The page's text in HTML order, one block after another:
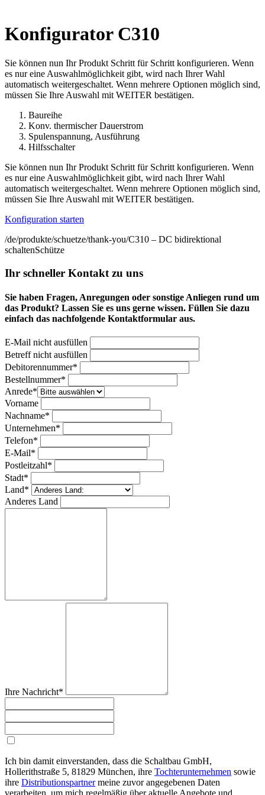
Konfigurator C310
Sie können nun Ihr Produkt Schritt für Schritt konfigurieren. Wenn
es nur eine Auswahlmöglichkeit gibt, wird nach Ihrer Wahl
automatisch weitergeschaltet. Wenn mehrere Optionen möglich sind,
müssen Sie Ihre Auswahl mit WEITER bestätigen.
Baureihe
Konv. thermischer Dauerstrom
Spulenspannung, Ausführung
Hilfsschalter
Sie können nun Ihr Produkt Schritt für Schritt konfigurieren. Wenn
es nur eine Auswahlmöglichkeit gibt, wird nach Ihrer Wahl
automatisch weitergeschaltet. Wenn mehrere Optionen möglich sind,
müssen Sie Ihre Auswahl mit WEITER bestätigen.
Konfiguration starten
/de/produkte/schuetze/thank-you/C310 – DC bidirektional
schaltenSchütze
Ihr schneller Kontakt zu uns
Sie haben Fragen, Anregungen oder sonstige Anliegen rund um
das Produkt? Lassen Sie es uns gerne wissen. Füllen Sie dazu
einfach das nachfolgende Kontaktformular aus.
E-Mail nicht ausfüllen
Betreff nicht ausfüllen
Bitte nicht ausfüllen
Debitorennummer*
Bestellnummer*
Anrede*
Vorname
Nachname*
Unternehmen*
Telefon*
E-Mail*
Postleitzahl*
Stadt*
Land*
Anderes Land
Ihre Nachricht*
Ich bin damit einverstanden, dass die Schaltbau GmbH,
Hollerithstraße 5, 81829 München, ihre Tochterunternehmen sowie
ihre Distributionspartnermeine zuvor angegebenen Daten